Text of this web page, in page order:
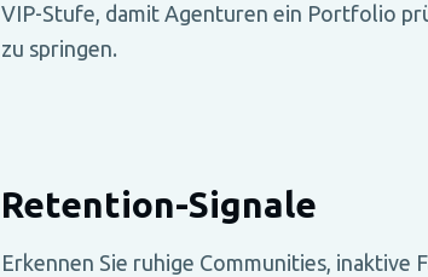
VIP-Stufe, damit Agenturen ein Portfolio
zu springen.
Retention-Signale
Erkennen Sie ruhige Communities, inaktive